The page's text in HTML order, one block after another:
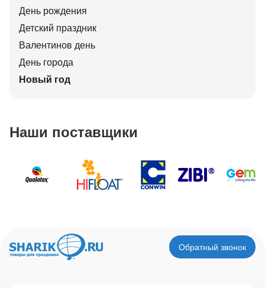
День рождения
Детский праздник
Валентинов день
День города
Новый год
Наши поставщики
Обратный звонок